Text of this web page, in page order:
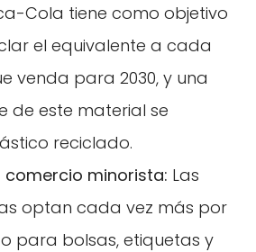
Cola tiene como objetivo
el equivalente a cada
venda para 2030, y una
de este material se
reciclado.
comercio minorista: Las
optan cada vez más por
para bolsas, etiquetas y